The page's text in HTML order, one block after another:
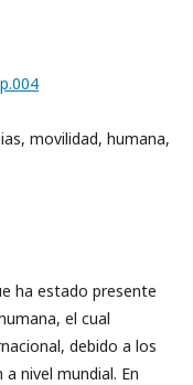
movilidad, humana,
ha estado presente
el cual
debido a los
nivel mundial. En